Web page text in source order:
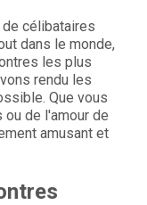
célibataires
dans le monde,
les plus
rendu les
Que vous
de l'amour de
amusant et